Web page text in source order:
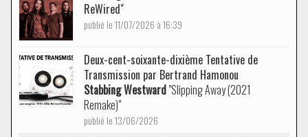
ReWired"
publié le 11/07/2026 à 16:39
Deux-cent-soixante-dixième Tentative de
Transmission par Bertrand Hamonou
Stabbing Westward"Slipping Away (2021
Remake)"
publié le 13/06/2026